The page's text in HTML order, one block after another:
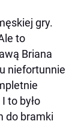
gry.
to
Briana
niefortunnie
to było
do bramki